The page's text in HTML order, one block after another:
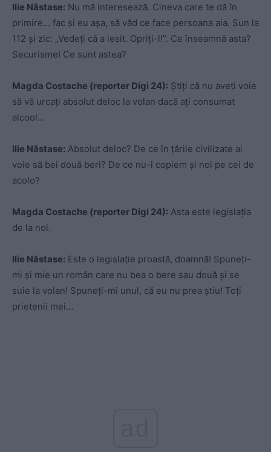
Ilie Năstase: Nu mă interesează. Cineva care te dă în
primire… fac și eu așa, să văd ce face persoana aia. Sun la
112 și zic: „Vedeți că a ieșit. Opriți-l!”. Ce înseamnă asta?
Securisme! Ce sunt astea?
Magda Costache (reporter Digi 24): Știți că nu aveți voie
să vă urcați absolut deloc la volan dacă ați consumat
alcool…
Ilie Năstase: Absolut deloc? De ce în țările civilizate ai
voie să bei două beri? De ce nu-i copiem și noi pe cei de
acolo?
Magda Costache (reporter Digi 24): Asta este legislația
de la noi.
Ilie Năstase: Este o legislație proastă, doamnă! Spuneți-
mi și mie un român care nu bea o bere sau două și se
suie la volan! Spuneți-mi unul, că eu nu prea știu! Toți
prietenii mei…